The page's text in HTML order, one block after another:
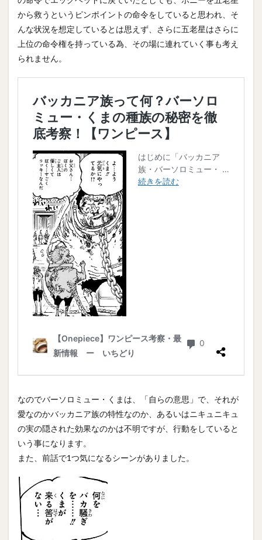
から救うというピンポイントの命令をしていると思われ、そ
んな状況を想定しているとは思えず、さらに五老星はさらに
上位の命令権を持っている為、その場に連れていく事も考え
られません。
なのでバーソロミュー・くまは、「自らの意思」で、それが
愛なのかバッカニア族の特性なのか、あるいはニキュニキュ
の実の隠された効果なのかは不明ですが、行動をしていると
いう事になります。
また、前話で1つ気になるシーンがありました。